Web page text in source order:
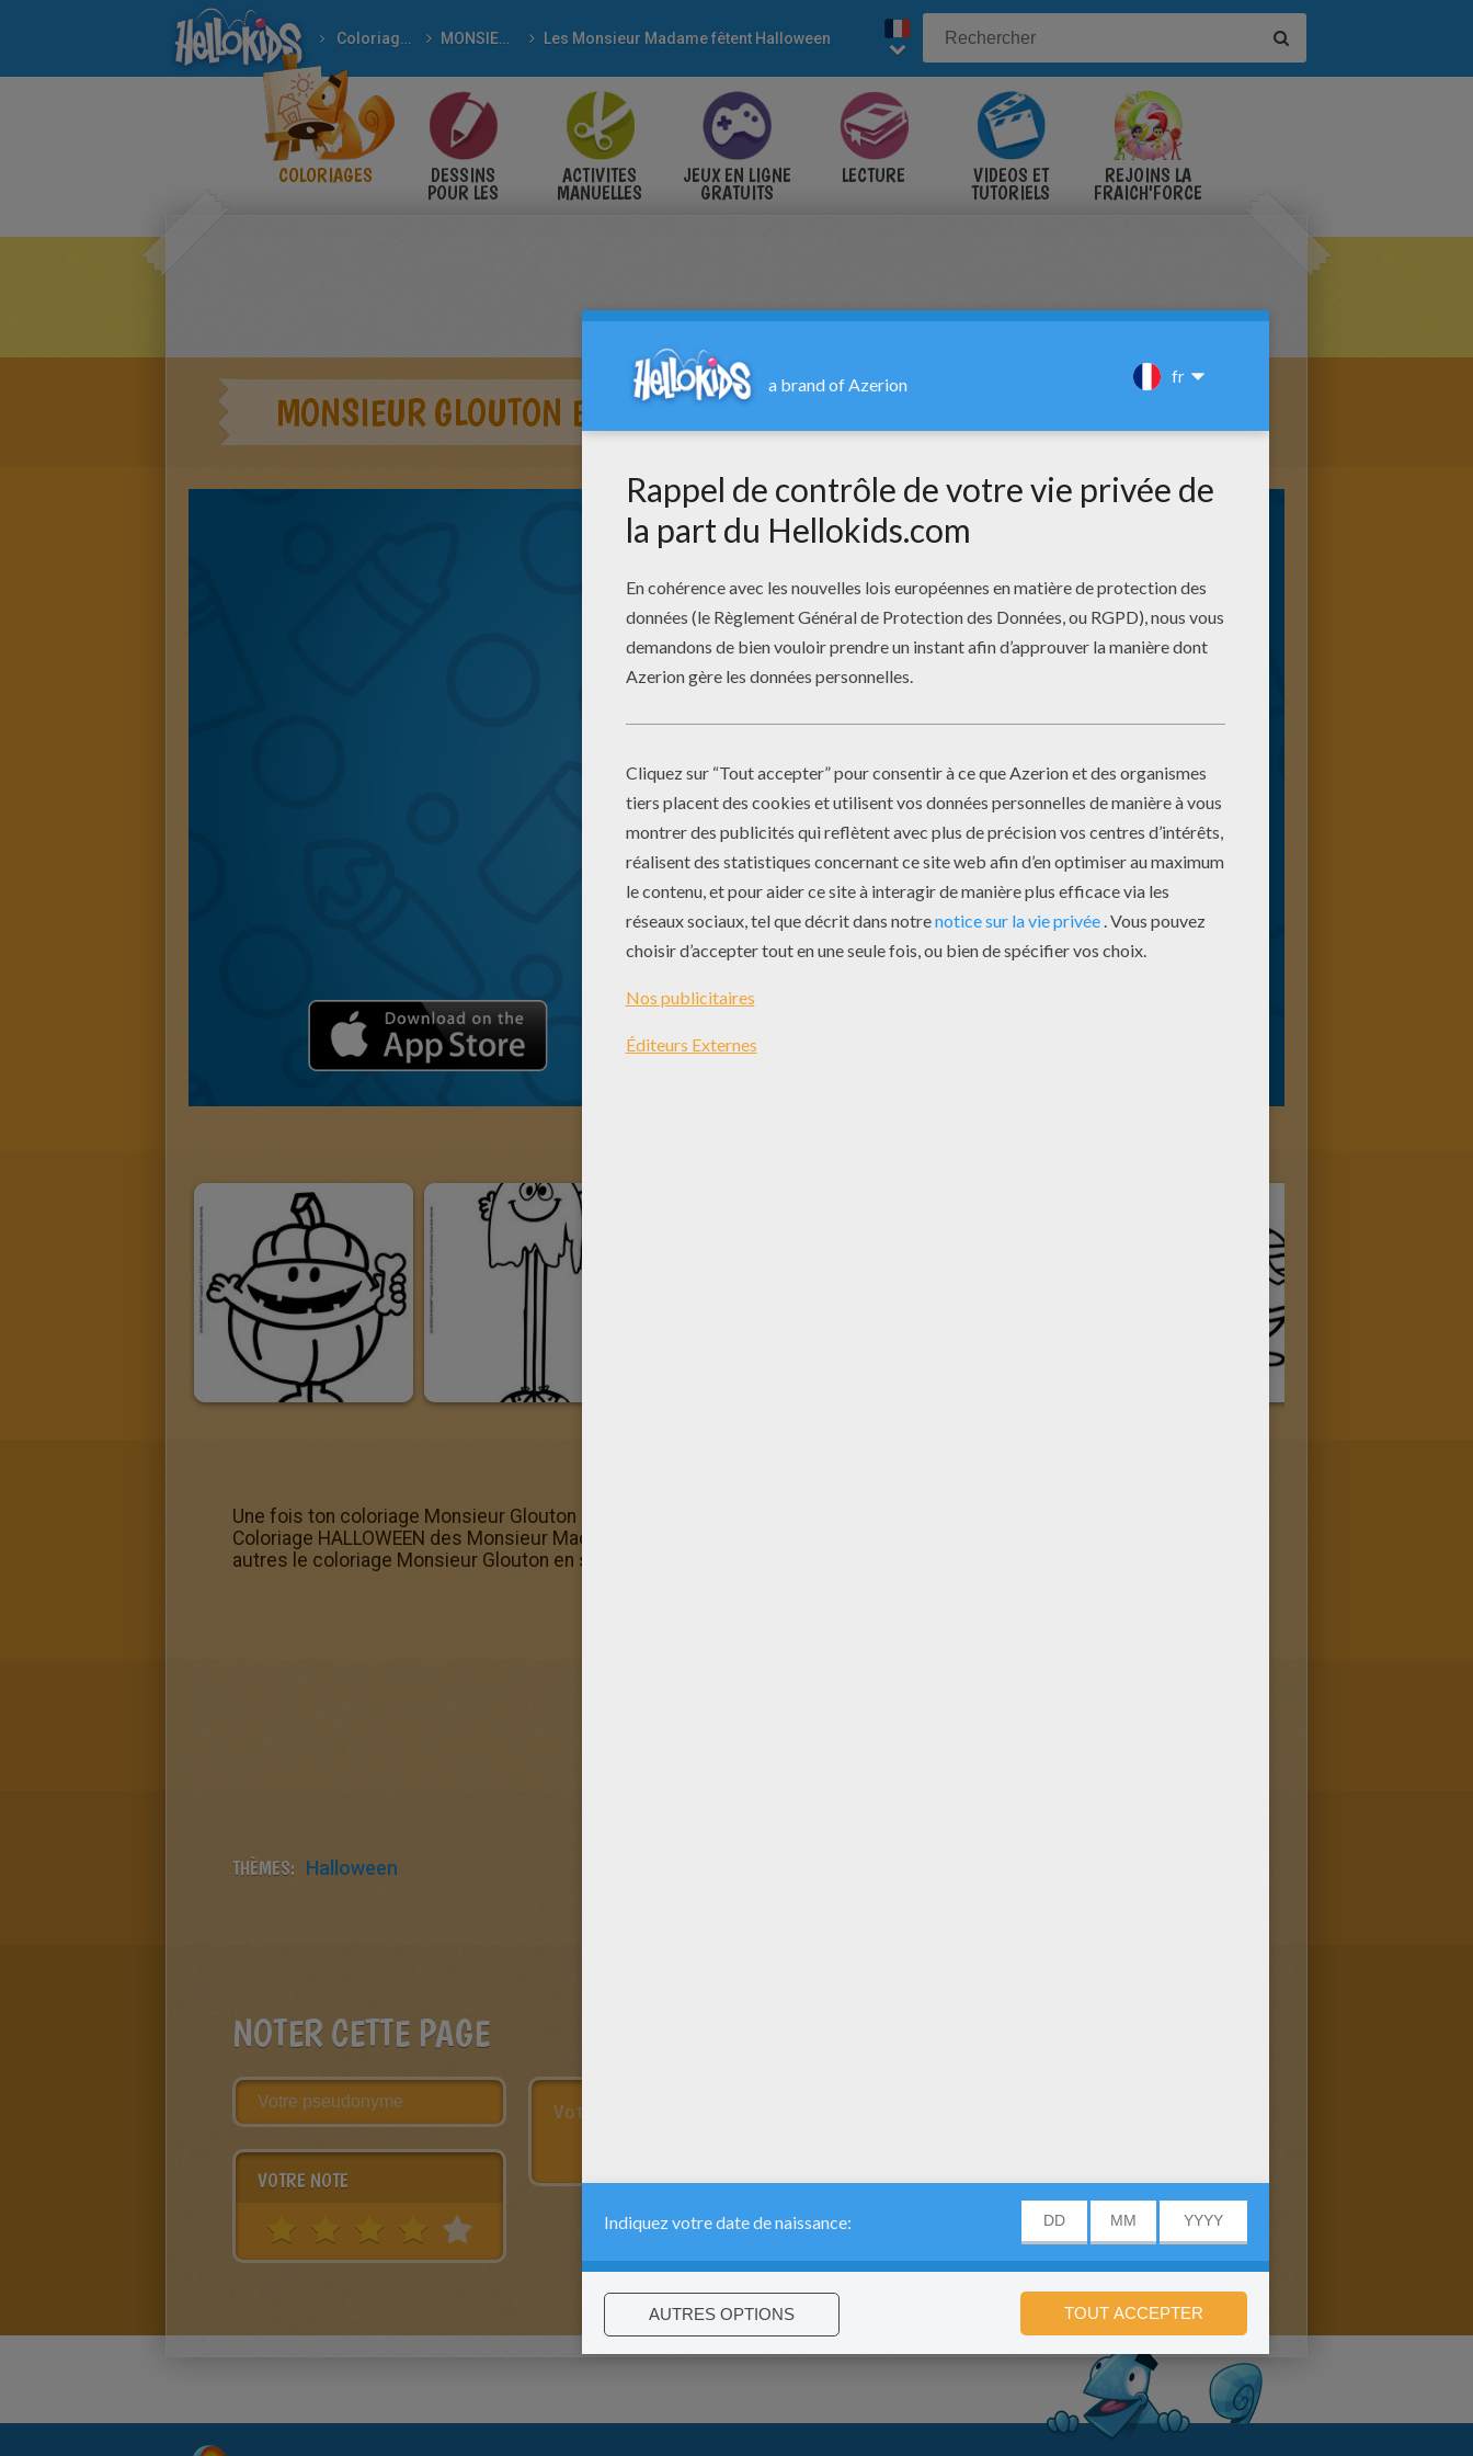
Coloriages MONSIEUR MADAME Les Monsieur Madame fêtent Halloween
COLORIAGES DESSINS
POUR LES
ACTIVITES
MANUELLES
JEUX EN LIGNE
GRATUITS
LECTURE VIDÉOS ET
TUTORIELS
REJOINS LA
FRAICH'FORCE
MONSIEUR GLOUTON EN SQUELETTE
Une fois ton coloriage Monsieur Glouton en squelette terminé, n'hésite pas à en imprimer d'autres dans la rubrique
Coloriage HALLOWEEN des Monsieur Madame Hellokids te propose des coloriages. Parmi eux, tu trouveras entre
autres le coloriage Monsieur Glouton en squelette.
THÈMES: Halloween
NOTER CETTE PAGE
VOTRE NOTE